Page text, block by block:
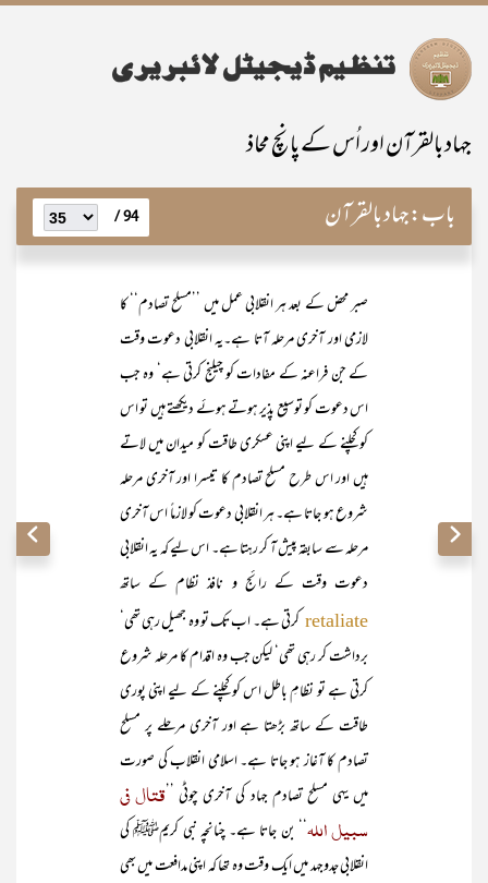
جہاد بالقرآن اور اُس کے پانچ محاذ
باب:جہاد بالقرآن 94 /
صبر محض کے بعد ہر انقلابی عمل میں ’’مسلح تصادم‘‘ کا
لازمی اور آخری مرحلہ آتا ہے۔یہ انقلابی دعوت وقت
کے جن فراعنہ کے مفادات کو چیلنج کرتی ہے‘ وہ جب
اس دعوت کو توسیع پذیر ہوتے ہوئے دیکھتے ہیں تو اس
کو کچلنے کے لیے اپنی عسکری طاقت کو میدان میں لاتے
ہیں اور اس طرح مسلح تصادم کا تیسرا اور آخری مرحلہ
شروع ہو جاتا ہے۔ ہر انقلابی دعوت کو لازماً اس آخری
مرحلہ سے سابقہ پیش آ کر رہتا ہے۔ اس لیے کہ یہ انقلابی
دعوت وقت کے رائج و نافذ نظام کے ساتھ
retaliate کرتی ہے۔ اب تک تو وہ جھیل رہی تھی‘
برداشت کر رہی تھی‘ لیکن جب وہ اقدام کا مرحلہ شروع
کرتی ہے تو نظامِ باطل اس کو کچلنے کے لیے اپنی پوری
طاقت کے ساتھ بڑھتا ہے اور آخری مرحلے پر مسلح
تصادم کا آغاز ہو جاتا ہے۔ اسلامی انقلاب کی صورت
میں یہی مسلح تصادم جہاد کی آخری چوٹی ’’ قتال فی
سبیل اللہ ‘‘ بن جاتا ہے۔ چنانچہ نبی کریمﷺ کی
انقلابی جدوجہد میں ایک وقت وہ تھا کہ اپنی مدافعت میں بھی